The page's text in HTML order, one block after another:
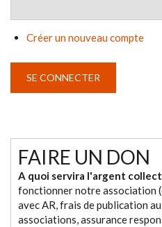
Créer un nouveau compte
FAIRE UN DON
A quoi servira l'argent
fonctionner notre association
avec AR, frais de publication
associations, assurance